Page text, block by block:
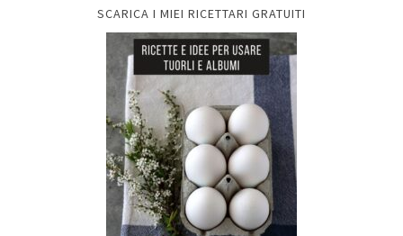
SCARICA I MIEI RICETTARI GRATUITI